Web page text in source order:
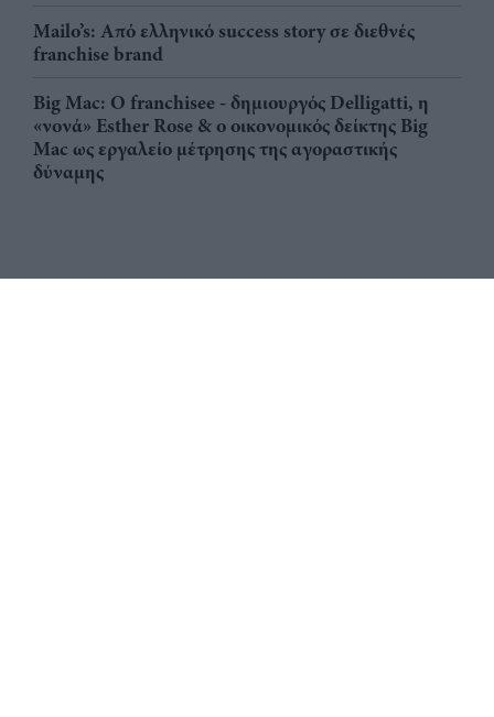
Mailo’s: Από ελληνικό success story σε διεθνές
franchise brand
Big Mac: Ο franchisee - δημιουργός Delligatti, η
«νονά» Esther Rose & ο οικονομικός δείκτης Big
Mac ως εργαλείο μέτρησης της αγοραστικής
δύναμης